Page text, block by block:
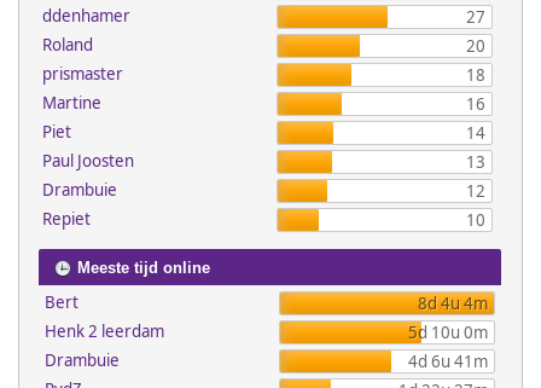
ddenhamer
27
Roland
20
prismaster
18
Martine
16
Piet
14
Paul Joosten
13
Drambuie
12
Repiet
10
Meeste tijd online
Bert
8d 4u 4m
Henk 2 leerdam
5d 10u 0m
Drambuie
4d 6u 41m